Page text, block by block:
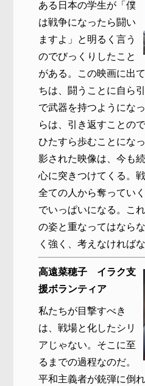
ある日本の学生が「僕
は戦争になったら闘い
ますよ」と明るく言う
のでびっくりしたこと
がある。この映画に出
ちは、闘うことに自ら
で武器を持つようにな
らは、引き返すことの
ひたすら歩むことにな
影された映像は、今も
心に突きつけてくる。
全ての人から奪ってい
でいっぱいになる。こ
の姿と重なってはなら
く強く、考えなければ
高遠菜穂子 イラク支
援ボランティア
私たちが目撃すべき
は、戦場と化したシリ
アじゃない。そこに至
るまでの過程なのだ。
平和主義者が銃弾に倒